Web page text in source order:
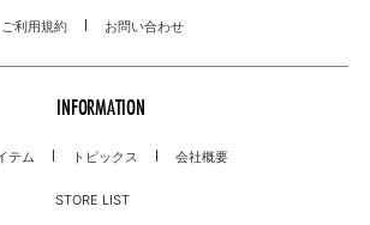
ご利用規約 お問い合わせ
INFORMATION
テム トピックス 会社概要
STORE LIST